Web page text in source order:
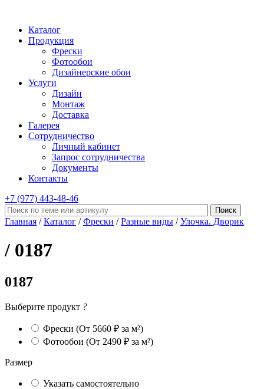
Каталог
Продукция
Фрески
Фотообои
Дизайнерские обои
Услуги
Дизайн
Монтаж
Доставка
Галерея
Сотрудничество
Личный кабинет
Запрос сотрудничества
Документы
Контакты
+7 (977) 443-48-46
Главная /Каталог /Фрески /Разные виды /Улочка. Дворик
/ 0187
0187
Выберите продукт ?
Фрески (От 5660 ₽ за м²)
Фотообои (От 2490 ₽ за м²)
Размер
Указать самостоятельно